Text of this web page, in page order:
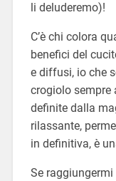
li deluderemo)!
C’è chi colora
benefici del
e diffusi, io che
crogiolo sempre
definite dalla
rilassante,
in definitiva, è
Se